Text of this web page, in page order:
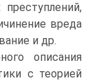
вреда
и др.
описания
с теорией